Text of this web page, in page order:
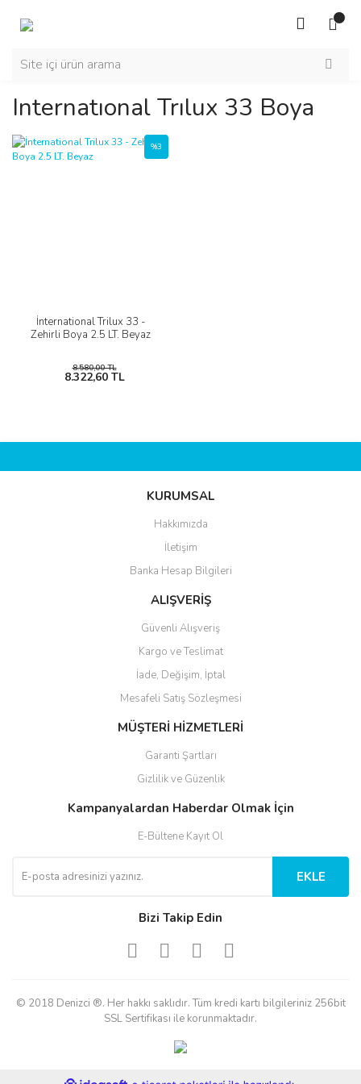
Internatıonal Trılux 33 Boya
İnternational Trilux 33 -
Zehirli Boya 2.5 LT. Beyaz
%3
8.580,00 TL
8.322,60 TL
KURUMSAL
Hakkımızda
İletişim
Banka Hesap Bilgileri
ALIŞVERİŞ
Güvenli Alışveriş
Kargo ve Teslimat
İade, Değişim, İptal
Mesafeli Satış Sözleşmesi
MÜŞTERİ HİZMETLERİ
Garanti Şartları
Gizlilik ve Güzenlik
Kampanyalardan Haberdar Olmak İçin
E-Bültene Kayıt Ol
EKLE
Bizi Takip Edin
© 2018 Denizci ®. Her hakkı saklıdır. Tüm kredi kartı bilgileriniz 256bit
SSL Sertifikası ile korunmaktadır.